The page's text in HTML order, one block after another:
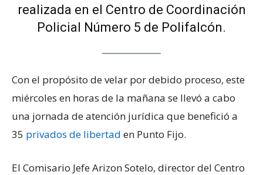
realizada en el Centro de Coordinación
Policial Número 5 de Polifalcón.
Con el propósito de velar por debido proceso, este
miércoles en horas de la mañana se llevó a cabo
una jornada de atención jurídica que benefició a
35 privados de libertad en Punto Fijo.
El Comisario Jefe Arizon Sotelo, director del Centro